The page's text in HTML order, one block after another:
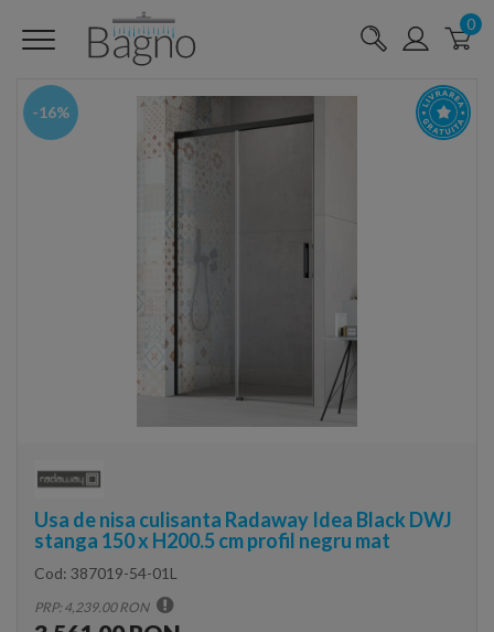
0
-16%
Usa de nisa culisanta Radaway Idea Black DWJ
stanga 150 x H200.5 cm profil negru mat
Cod: 387019-54-01L
PRP: 4,239.00 RON